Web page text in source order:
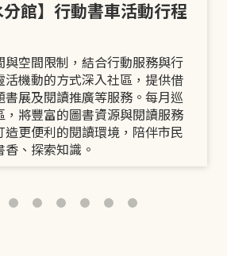
分館】行動書車活動行程
與空間限制，結合行動服務與行
活機動的方式深入社區，提供借
書展及閱讀推廣等服務。每月巡
，將豐富的圖書資源與閱讀服務
造更便利的閱讀環境，陪伴市民
、探索知識。